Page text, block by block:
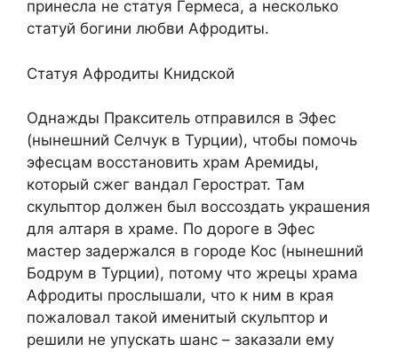
принесла не статуя Гермеса, а несколько
статуй богини любви Афродиты.
Статуя Афродиты Книдской
Однажды Пракситель отправился в Эфес
(нынешний Селчук в Турции), чтобы помочь
эфесцам восстановить храм Аремиды,
который сжег вандал Герострат. Там
скульптор должен был воссоздать украшения
для алтаря в храме. По дороге в Эфес
мастер задержался в городе Кос (нынешний
Бодрум в Турции), потому что жрецы храма
Афродиты прослышали, что к ним в края
пожаловал такой именитый скульптор и
решили не упускать шанс – заказали ему